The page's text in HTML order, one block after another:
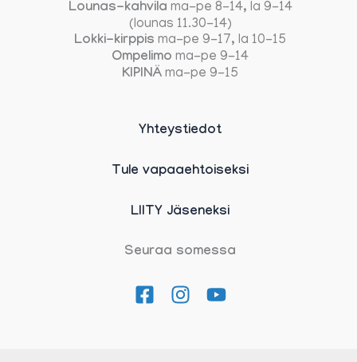
Lounas-kahvila ma-pe 8-14, la 9-14
(lounas 11.30-14)
Lokki-kirppis ma-pe 9-17, la 10-15
Ompelimo ma-pe 9-14
KIPINÄ ma-pe 9-15
Yhteystiedot
Tule vapaaehtoiseksi
LIITY Jäseneksi
Seuraa somessa